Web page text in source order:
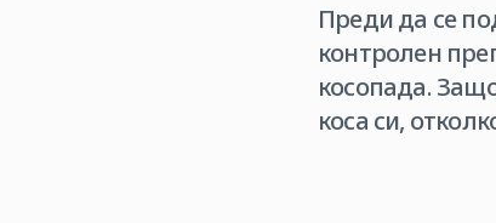
Преди да се
контролен
косопада.
коса си,